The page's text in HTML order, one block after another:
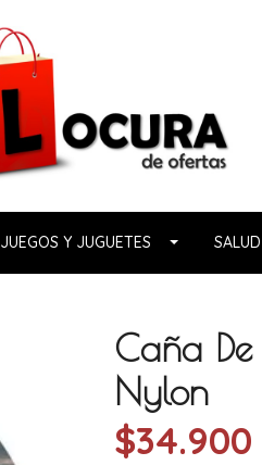
JUEGOS Y JUGUETES
Caña
Nylon
$34.900